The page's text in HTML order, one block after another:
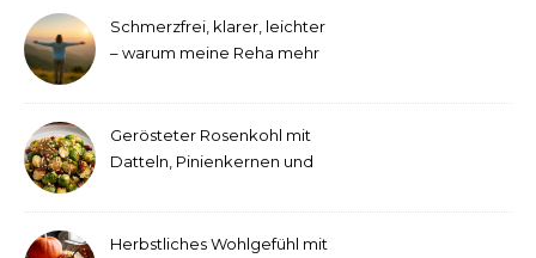
Schmerzfrei, klarer, leichter
– warum meine Reha mehr
Gerösteter Rosenkohl mit
Datteln, Pinienkernen und
Herbstliches Wohlgefühl mit